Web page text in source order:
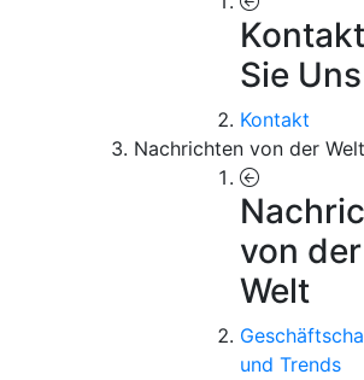
Sie Uns
Kontakt
Nachrichten von der Welt
von der
Welt
und Trends